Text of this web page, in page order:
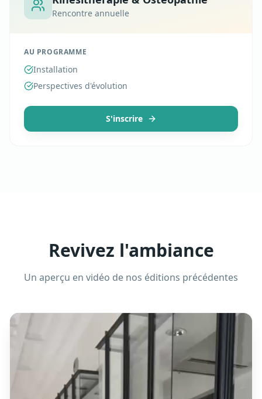
Rencontre annuelle
AU PROGRAMME
Installation
Perspectives d'évolution
S'inscrire
Revivez l'ambiance
Un aperçu en vidéo de nos éditions précédentes